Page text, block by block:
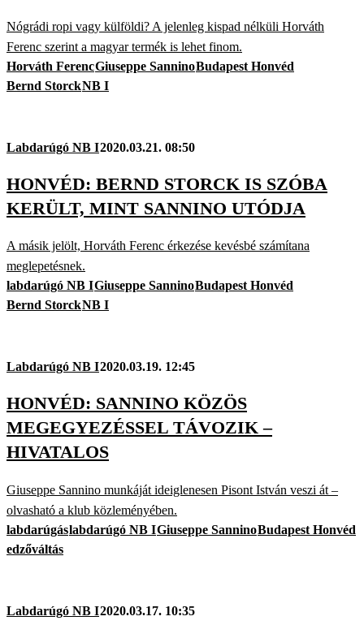
Nógrádi ropi vagy külföldi? A jelenleg kispad nélküli Horváth
Ferenc szerint a magyar termék is lehet finom.
Horváth FerencGiuseppe SanninoBudapest Honvéd
Bernd StorckNB I
Labdarúgó NB I2020.03.21. 08:50
HONVÉD: BERND STORCK IS SZÓBA
KERÜLT, MINT SANNINO UTÓDJA
A másik jelölt, Horváth Ferenc érkezése kevésbé számítana
meglepetésnek.
labdarúgó NB IGiuseppe SanninoBudapest Honvéd
Bernd StorckNB I
Labdarúgó NB I2020.03.19. 12:45
HONVÉD: SANNINO KÖZÖS
MEGEGYEZÉSSEL TÁVOZIK –
HIVATALOS
Giuseppe Sannino munkáját ideiglenesen Pisont István veszi át –
olvasható a klub közleményében.
labdarúgáslabdarúgó NB IGiuseppe SanninoBudapest Honvéd
edzőváltás
Labdarúgó NB I2020.03.17. 10:35